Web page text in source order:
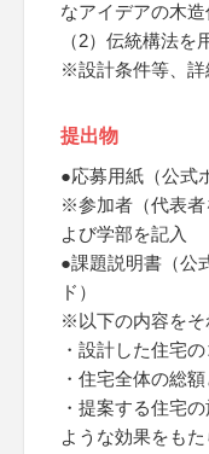
なアイデアの木
（2）伝統構法を
※設計条件等、詳
提出物
●応募用紙（公式
※参加者（代表者
よび学部を記入
●課題説明書（公
ド）
※以下の内容をそ
・設計した住宅
・住宅全体の総
・提案する住宅
ような効果をも